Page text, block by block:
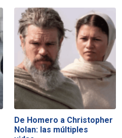
De Homero a Christopher
Nolan: las múltiples